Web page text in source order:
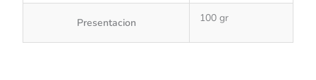
Presentacion 100 gr